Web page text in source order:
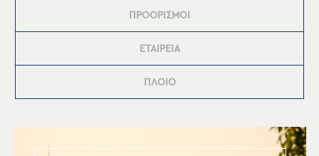
ΠΡΟΟΡΙΣΜΟΙ
ΕΤΑΙΡΕΙΑ
ΠΛΟΙΟ